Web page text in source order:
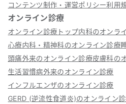
コンテンツ制作・運営ポリシー利用
オンライン診療
オンライン診療トップ内科のオンラ
心療内科・精神科のオンライン診療
頭痛外来のオンライン診療皮膚科の
生活習慣病外来のオンライン診療
インフルエンザのオンライン診療
GERD (逆流性食道炎)のオンライン